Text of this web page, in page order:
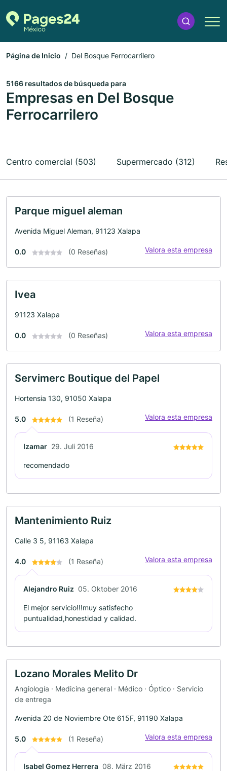
Página de Inicio Del Bosque Ferrocarrilero
5166 resultados de búsqueda para
Empresas en Del Bosque
Ferrocarrilero
Centro comercial (503) Supermercado (312)
Parque miguel aleman
Avenida Miguel Aleman, 91123 Xalapa
0.0 (0 Reseñas) Valora esta empresa
Ivea
91123 Xalapa
0.0 (0 Reseñas) Valora esta empresa
Servimerc Boutique del Papel
Hortensia 130, 91050 Xalapa
5.0 (1 Reseña) Valora esta empresa
Izamar 29. Juli 2016
recomendado
Mantenimiento Ruiz
Calle 3 5, 91163 Xalapa
4.0 (1 Reseña) Valora esta empresa
Alejandro Ruiz 05. Oktober 2016
El mejor servicio!!!muy satisfecho
puntualidad,honestidad y calidad.
Lozano Morales Melito Dr
Angiología · Medicina general · Médico · Óptico · Servicio
de entrega
Avenida 20 de Noviembre Ote 615F, 91190 Xalapa
5.0 (1 Reseña) Valora esta empresa
Isabel Gomez Herrera 08. März 2016